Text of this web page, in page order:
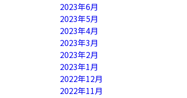
2023年6月
2023年5月
2023年4月
2023年3月
2023年2月
2023年1月
2022年12月
2022年11月